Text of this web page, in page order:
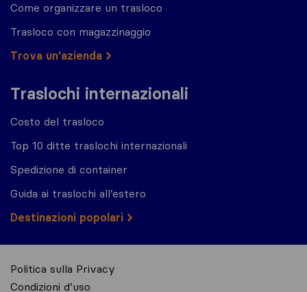
Come organizzare un trasloco
Trasloco con magazzinaggio
Trova un'azienda
Traslochi internazionali
Costo del trasloco
Top 10 ditte traslochi internazionali
Spedizione di container
Guida ai traslochi all’estero
Destinazioni popolari
Politica sulla Privacy
Condizioni d’uso